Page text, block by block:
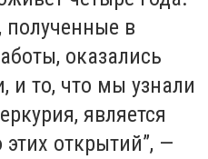
полученные в
оказались
и то, что мы узнали
является
открытий”, —